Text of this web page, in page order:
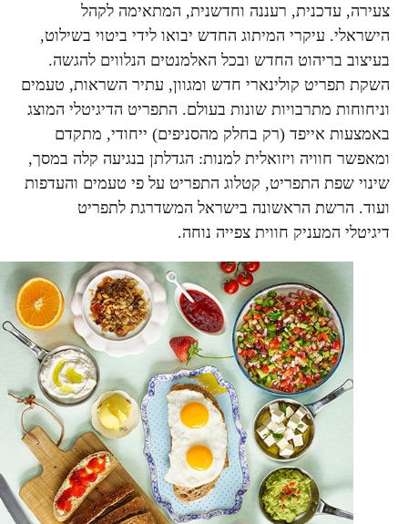
צעירה, עדכנית, רעננה וחדשנית, המתאימה לקהל
הישראלי. עיקרי המיתוג החדש יבואו לידי ביטוי בשילוט,
בעיצוב בריהוט החדש ובכל האלמנטים הנלווים להגשה.
השקת תפריט קולינארי חדש ומגוון, עתיר השראות, טעמים
וניחוחות מתרבויות שונות בעולם. התפריט הדיגיטלי המוצג
באמצעות אייפד (רק בחלק מהסניפים) ייחודי, מתקדם
ומאפשר חוויה ויזואלית למנות: הגדלתן בנגיעה קלה במסך,
שינוי שפת התפריט, קטלוג התפריט על פי טעמים והעדפות
ועוד. הרשת הראשונה בישראל המשדרגת לתפריט
דיגיטלי המעניק חווית צפייה נוחה.